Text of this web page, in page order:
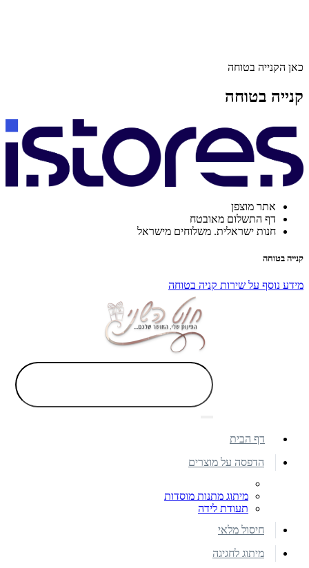
כאן הקנייה בטוחה
קנייה בטוחה
אתר מוצפן
דף התשלום מאובטח
חנות ישראלית. משלוחים מישראל
קנייה בטוחה
מידע נוסף על שירות קניה בטוחה
דף הבית
הדפסה על מוצרים
מיתוג מתנות מוסדות
תעודת לידה
חיסול מלאי
מיתוג לחגיגה